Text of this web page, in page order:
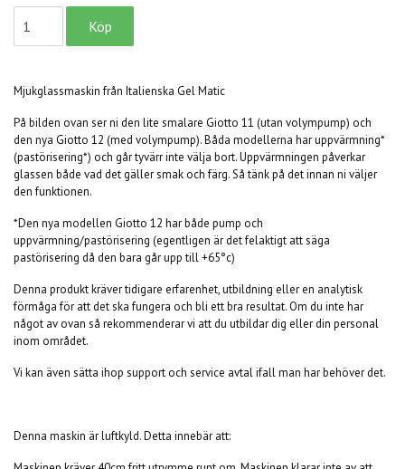
Mjukglassmaskin från Italienska Gel Matic
På bilden ovan ser ni den lite smalare Giotto 11 (utan volympump) och
den nya Giotto 12 (med volympump). Båda modellerna har uppvärmning*
(pastörisering*) och går tyvärr inte välja bort. Uppvärmningen påverkar
glassen både vad det gäller smak och färg. Så tänk på det innan ni väljer
den funktionen.
*Den nya modellen Giotto 12 har både pump och
uppvärmning/pastörisering (egentligen är det felaktigt att säga
pastörisering då den bara går upp till +65°c)
Denna produkt kräver tidigare erfarenhet, utbildning eller en analytisk
förmåga för att det ska fungera och bli ett bra resultat. Om du inte har
något av ovan så rekommenderar vi att du utbildar dig eller din personal
inom området.
Vi kan även sätta ihop support och service avtal ifall man har behöver det.
Denna maskin är luftkyld. Detta innebär att: